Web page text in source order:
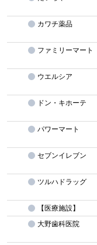
カワチ薬品
ファミリーマート
ウエルシア
ドン・キホーテ
パワーマート
セブンイレブン
ツルハドラッグ
【医療施設】
大野歯科医院